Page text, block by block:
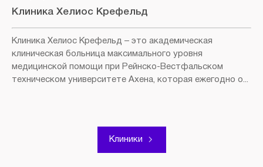
Клиника Хелиос Крефельд
Клиника Хелиос Крефельд – это академическая
клиническая больница максимального уровня
медицинской помощи при Рейнско-Вестфальском
техническом университете Ахена, которая ежегодно о...
Клиники